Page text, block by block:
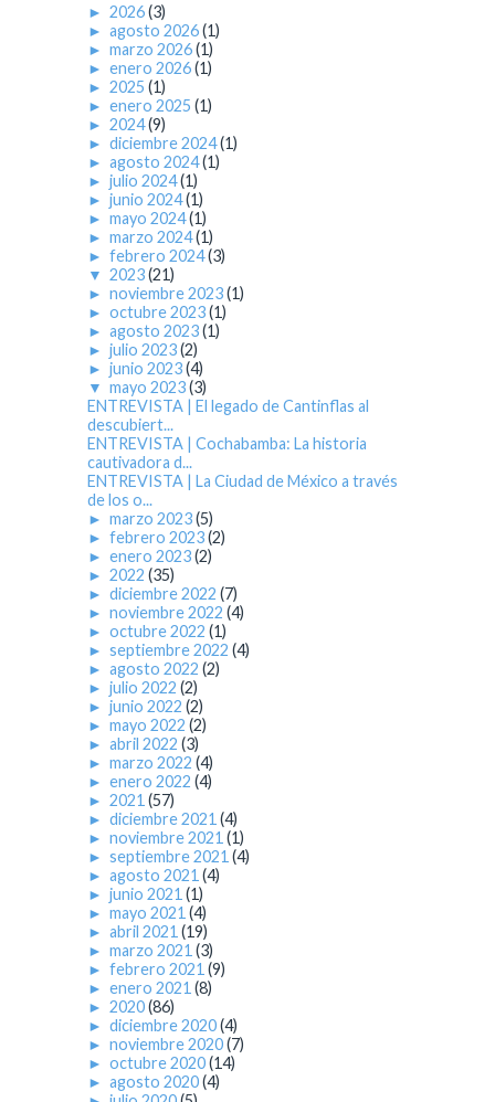
► 2026(3)
► agosto 2026(1)
► marzo 2026(1)
► enero 2026(1)
► 2025 (1)
► enero 2025 (1)
► 2024(9)
► diciembre 2024(1)
► agosto 2024(1)
► julio 2024(1)
► junio 2024(1)
► mayo 2024(1)
► marzo 2024(1)
► febrero 2024(3)
▼ 2023(21)
► noviembre 2023(1)
► octubre 2023(1)
► agosto 2023(1)
► julio 2023(2)
► junio 2023(4)
▼ mayo 2023(3)
ENTREVISTA | El legado de Cantinflas al
descubiert...
ENTREVISTA | Cochabamba: La historia
cautivadora d...
ENTREVISTA | La Ciudad de México a través
de los o...
► marzo 2023(5)
► febrero 2023(2)
► enero 2023(2)
► 2022 (35)
► diciembre 2022 (7)
► noviembre 2022 (4)
► octubre 2022 (1)
► septiembre 2022 (4)
► agosto 2022 (2)
► julio 2022 (2)
► junio 2022 (2)
► mayo 2022 (2)
► abril 2022 (3)
► marzo 2022 (4)
► enero 2022 (4)
► 2021 (57)
► diciembre 2021 (4)
► noviembre 2021 (1)
► septiembre 2021 (4)
► agosto 2021 (4)
► junio 2021 (1)
► mayo 2021 (4)
► abril 2021 (19)
► marzo 2021 (3)
► febrero 2021 (9)
► enero 2021 (8)
► 2020(86)
► diciembre 2020(4)
► noviembre 2020(7)
► octubre 2020(14)
► agosto 2020(4)